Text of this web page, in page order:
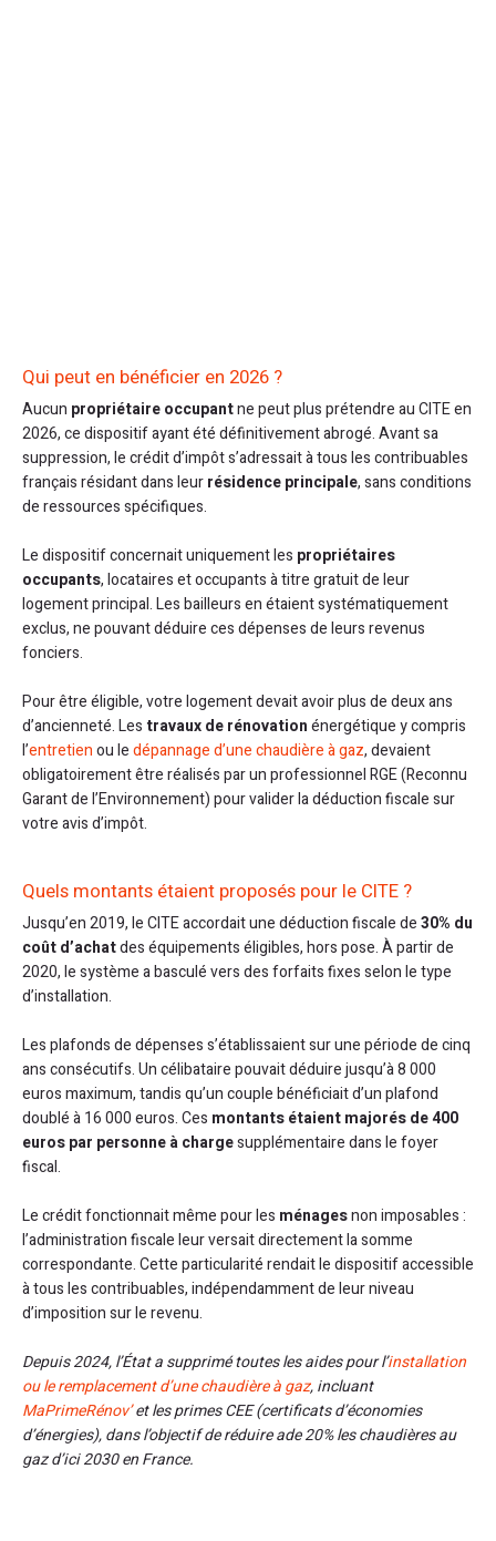
Qui peut en bénéficier en 2026 ?
Aucun propriétaire occupantne peut plus prétendre au CITE en
2026, ce dispositif ayant été définitivement abrogé. Avant sa
suppression, le crédit d’impôt s’adressait à tous les contribuables
français résidant dans leurrésidence principale, sans conditions
de ressources spécifiques.
Le dispositif concernait uniquement les propriétaires
occupants, locataires et occupants à titre gratuit de leur
logement principal. Les bailleurs en étaient systématiquement
exclus, ne pouvant déduire ces dépenses de leurs revenus
fonciers.
Pour être éligible, votre logement devait avoir plus de deux ans
d’ancienneté. Les travaux de rénovationénergétique y compris
l’entretienou ledépannage d’une chaudière à gaz, devaient
obligatoirement être réalisés par un professionnel RGE (Reconnu
Garant de l’Environnement) pour valider la déduction fiscale sur
votre avis d’impôt.
Quels montants étaient proposés pour le CITE ?
Jusqu’en 2019, le CITE accordait une déduction fiscale de30% du
coût d’achatdes équipements éligibles, hors pose. À partir de
2020, le système a basculé vers des forfaits fixes selon le type
d’installation.
Les plafonds de dépenses s’établissaient sur une période de cinq
ans consécutifs. Un célibataire pouvait déduire jusqu’à 8 000
euros maximum, tandis qu’un couple bénéficiait d’un plafond
doublé à 16 000 euros. Ces montants étaient majorés de 400
euros par personne à chargesupplémentaire dans le foyer
fiscal.
Le crédit fonctionnait même pour les ménagesnon imposables :
l’administration fiscale leur versait directement la somme
correspondante. Cette particularité rendait le dispositif accessible
à tous les contribuables, indépendamment de leur niveau
d’imposition sur le revenu.
Depuis 2024, l’État a supprimé toutes les aides pour l’installation
ou le remplacement d’une chaudière à gaz, incluant
MaPrimeRénov’et les primes CEE (certificats d’économies
d’énergies), dans l’objectif de réduire ade 20% les chaudières au
gaz d’ici 2030 en France.